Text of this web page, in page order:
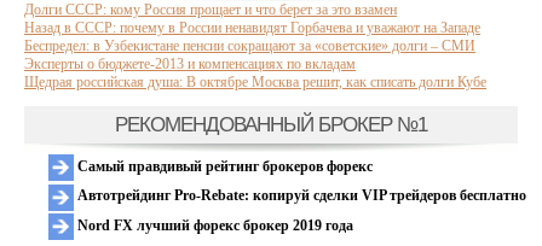
Долги СССР: кому Россия прощает и что берет за это взамен
Назад в СССР: почему в России ненавидят Горбачева и уважают на Западе
Беспредел: в Узбекистане пенсии сокращают за «советские» долги – СМИ
Эксперты о бюджете-2013 и компенсациях по вкладам
Щедрая российская душа: В октябре Москва решит, как списать долги Кубе
РЕКОМЕНДОВАННЫЙ БРОКЕР №1
Самый правдивый рейтинг брокеров форекс
Автотрейдинг Pro-Rebate: копируй сделки VIP трейдеров бесплатно
Nord FX лучший форекс брокер 2019 года